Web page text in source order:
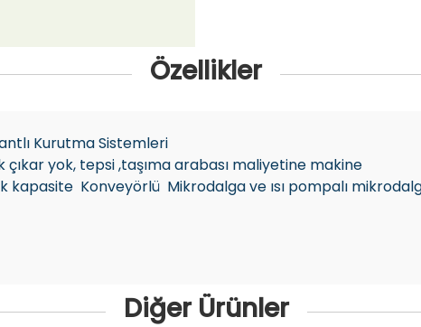
Özellikler
Kurutma Sistemleri
çıkar yok, tepsi ,taşıma arabası maliyetine makine
kapasite Konveyörlü Mikrodalga ve ısı pompalı
Diğer Ürünler